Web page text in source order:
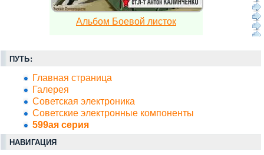
Альбом Боевой листок
ПУТЬ:
Главная страница
Галерея
Советская электроника
Советские электронные компоненты
599ая серия
НАВИГАЦИЯ